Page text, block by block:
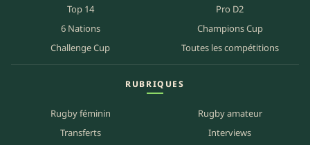
Top 14
Pro D2
6 Nations
Champions Cup
Challenge Cup
Toutes les compétitions
RUBRIQUES
Rugby féminin
Rugby amateur
Transferts
Interviews